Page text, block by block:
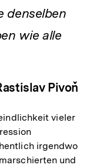
denselben
wie alle
Pivoň
vieler
irgendwo
und